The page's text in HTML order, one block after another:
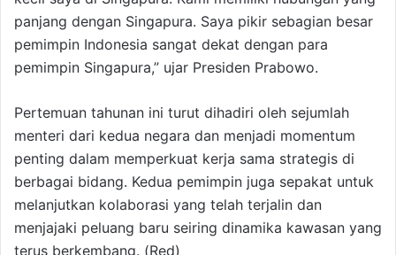
panjang dengan Singapura. Saya pikir sebagian besar
pemimpin Indonesia sangat dekat dengan para
pemimpin Singapura,” ujar Presiden Prabowo.
Pertemuan tahunan ini turut dihadiri oleh sejumlah
menteri dari kedua negara dan menjadi momentum
penting dalam memperkuat kerja sama strategis di
berbagai bidang. Kedua pemimpin juga sepakat untuk
melanjutkan kolaborasi yang telah terjalin dan
menjajaki peluang baru seiring dinamika kawasan yang
terus berkembang. (Red)